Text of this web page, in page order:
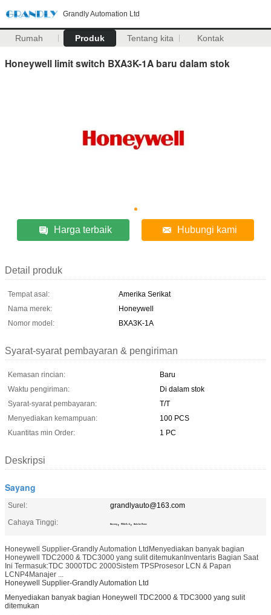
Grandly Automation Ltd
Rumah Produk Tentang kita Kontak
Honeywell limit switch BXA3K-1A baru dalam stok
Harga terbaik Hubungi kami
Detail produk
Tempat asal:
Amerika Serikat
Nama merek:
Honeywell
Nomor model:
BXA3K-1A
Syarat-syarat pembayaran & pengiriman
Kemasan rincian:
Baru
Waktu pengiriman:
Di dalam stok
Syarat-syarat pembayaran:
T/T
Menyediakan kemampuan:
100 PCS
Kuantitas min Order:
1 PC
Deskripsi
Sayang
Surel:
grandlyauto@163.com
Cahaya Tinggi:
Sayang , BXA3K-1A , Sakelar Batas
Honeywell Supplier-Grandly Automation LtdMenyediakan banyak bagian
Honeywell TDC2000 & TDC3000 yang sulit ditemukanInventaris Bagian Saat
Ini Termasuk:TDC 3000TDC 2000Sistem TPSProsesor LCN & Papan
LCNP4Manajer ...
Honeywell Supplier-Grandly Automation Ltd
Menyediakan banyak bagian Honeywell TDC2000 & TDC3000 yang sulit
ditemukan